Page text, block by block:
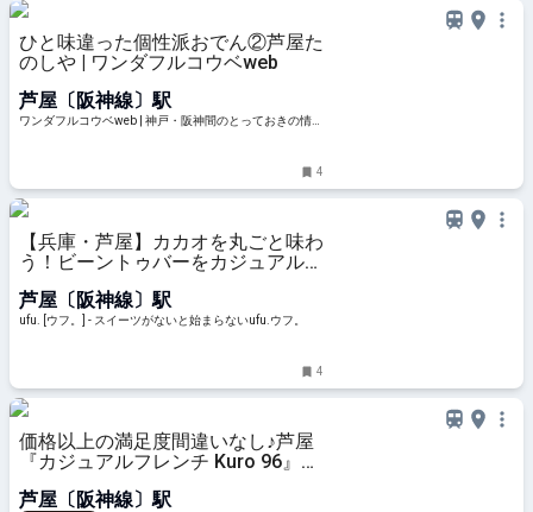
ひと味違った個性派おでん②芦屋た
のしや | ワンダフルコウベweb
芦屋〔阪神線〕駅
ワンダフルコウベweb | 神戸・阪神間のとっておきの情報
4
【兵庫・芦屋】カカオを丸ごと味わ
う！ビーントゥバーをカジュアルに
Chocolate」とは - ufu. [ウフ。]
芦屋〔阪神線〕駅
ufu. [ウフ。] - スイーツがないと始まらないufu.ウフ。
4
価格以上の満足度間違いなし♪芦屋
『カジュアルフレンチ Kuro 96』の
芦屋〔阪神線〕駅